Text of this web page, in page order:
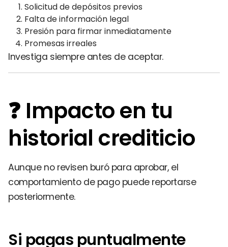
Solicitud de depósitos previos
Falta de información legal
Presión para firmar inmediatamente
Promesas irreales
Investiga siempre antes de aceptar.
❓ Impacto en tu
historial crediticio
Aunque no revisen buró para aprobar, el
comportamiento de pago puede reportarse
posteriormente.
Si pagas puntualmente